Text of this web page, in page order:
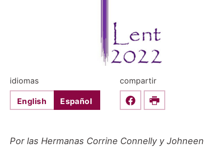
idiomas
English Español
compartir
Share this on Facebook
Print
Por las Hermanas Corrine Connelly y Johneen